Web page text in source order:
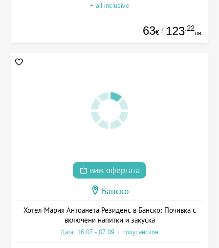
+ all inclusive
63€ / 123.22
лв.
виж офертата
Банско
Хотел Мария Антоанета Резиденс в Банско: Почивка с
включени напитки и закуска
Дата: 16.07 - 07.09 + полупансион